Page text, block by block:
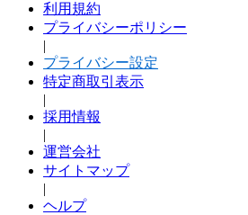
利用規約
プライバシーポリシー
|
プライバシー設定
特定商取引表示
|
採用情報
|
運営会社
サイトマップ
|
ヘルプ